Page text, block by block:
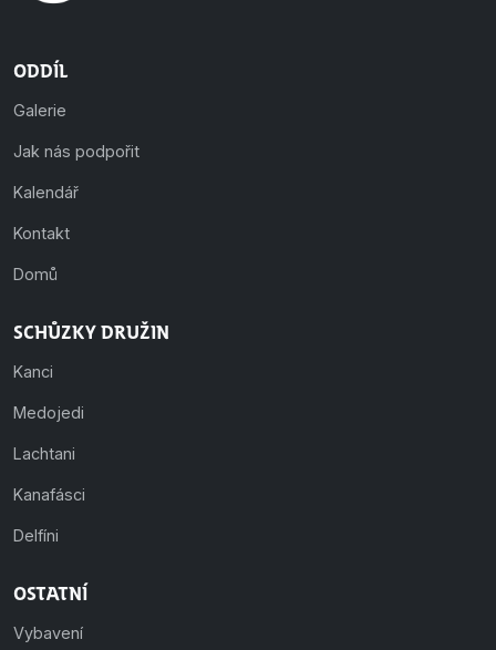
Oddíl
Galerie
Jak nás podpořit
Kalendář
Kontakt
Domů
Schůzky družin
Kanci
Medojedi
Lachtani
Kanafásci
Delfíni
Ostatní
Vybavení